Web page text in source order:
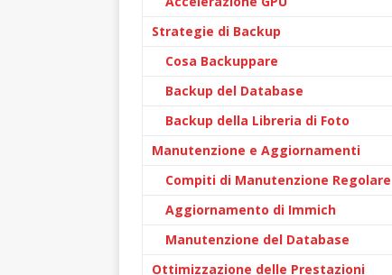
Strategie di Backup
Cosa Backuppare
Backup del Database
Backup della Libreria di Foto
Manutenzione e Aggiornamenti
Compiti di Manutenzione Regolare
Aggiornamento di Immich
Manutenzione del Database
Ottimizzazione delle Prestazioni